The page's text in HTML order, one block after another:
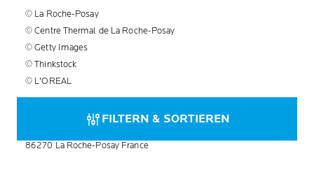
FILTERN & SORTIEREN
© La Roche-Posay
© Centre Thermal de La Roche-Posay
© Getty Images
© Thinkstock
© L'OREAL
Herstellerinformationen:
La Roche-Posay Laboratoire Dermatologique CAI
86270 La Roche-Posay France